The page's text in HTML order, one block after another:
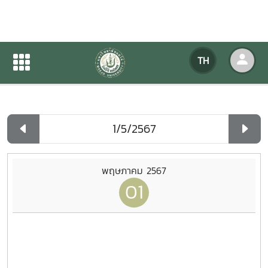
TH
ปฏิทินกิจกรรมของหน่วยงาน
ปฏิทินกิจกรรมของหน่วยงาน
พฤษภาคม 2567
01